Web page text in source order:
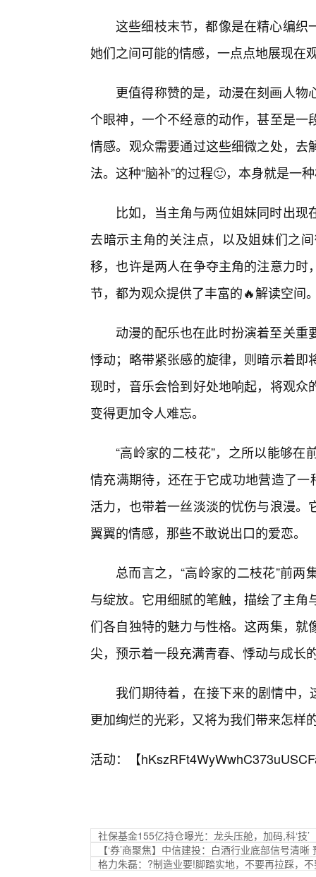
这些细枝末节，都像是在精心编织
她们之间可能的情感，一点点地展现在
更值得称赞的是，动漫在刻画人
个眼神，一个不经意的动作，甚至是
情感。观众需要通过这些细微之处，
法。这种“脑补”的过程🙂，本身就是一
比如，当主角与两位姐妹同时出
去暗示主角的关注点，以及姐妹们之
移，也许是两人在争夺主角的注意力
节，都为观众提供了丰富的🔥解读空间
动漫的配乐也在此时扮演着至关
悸动；略带紧张感的旋律，则暗示着
现时，音乐会恰到好处地响起，将观
变得更加令人难忘。
“高岭家的二枝花”，之所以能够
情充满期待，还在于它成功地营造了
活力，也带着一丝淡淡的忧伤与浪漫
翼翼的情感，那些不敢说出口的爱恋。
总而言之，“高岭家的二枝花”前
与绽放。它用细腻的笔触，描绘了主
们各自独特的魅力与性格。这两集，
尖，预示着一段充满青春、悸动与成长
我们期待着，在接下来的剧情中，
更加绚烂的光彩，又将为我们带来怎样
活动：【
社保基金155亿持仓曝光：龙头压舱，加码,科‘技’
【‘券’商聚焦】中信建投：白酒行业底部信号清
格力朱磊：?制造业要!脚踏实地，不要再拉踩，